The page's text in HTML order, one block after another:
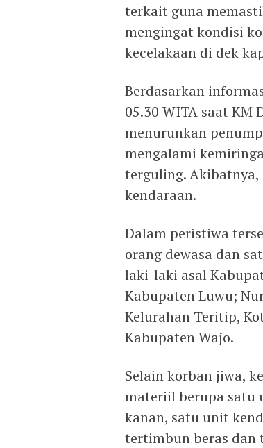
terkait guna
mengingat kondisi
kecelakaan di dek
Berdasarkan
05.30 WITA saat KM
menurunkan
mengalami
terguling.
kendaraan.
Dalam peristiwa
orang dewasa dan
laki-laki asal
Kabupaten Luwu;
Kelurahan Teritip,
Kabupaten Wajo.
Selain korban jiwa,
materiil berupa satu
kanan, satu unit
tertimbun beras